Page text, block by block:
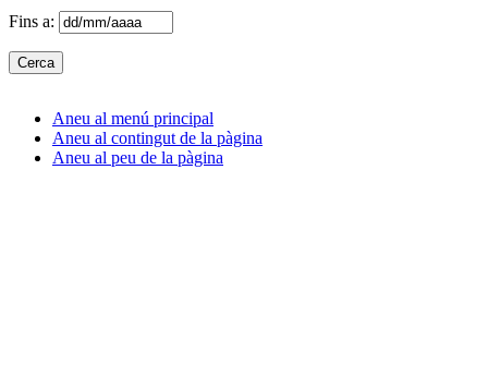
Fins a:
Aneu al menú principal
Aneu al contingut de la pàgina
Aneu al peu de la pàgina